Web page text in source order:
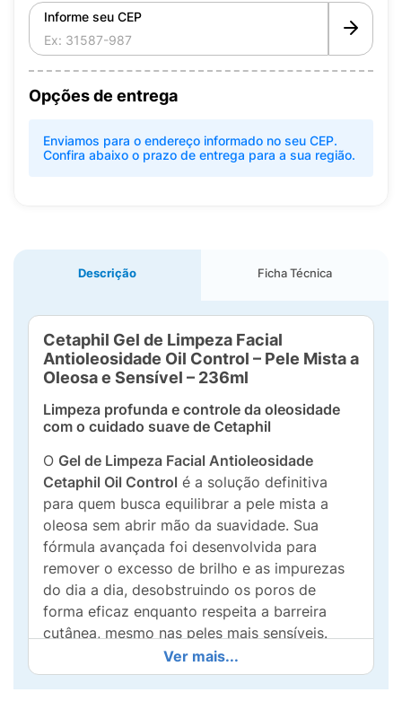
Informe seu CEP
Opções de entrega
Enviamos para o endereço informado no seu CEP.
Confira abaixo o prazo de entrega para a sua região.
Descrição Ficha Técnica
Cetaphil Gel de Limpeza Facial
Antioleosidade Oil Control – Pele Mista a
Oleosa e Sensível – 236ml
Limpeza profunda e controle da oleosidade
com o cuidado suave de Cetaphil
O Gel de Limpeza Facial Antioleosidade
Cetaphil Oil Control é a solução definitiva
para quem busca equilibrar a pele mista a
oleosa sem abrir mão da suavidade. Sua
fórmula avançada foi desenvolvida para
remover o excesso de brilho e as impurezas
do dia a dia, desobstruindo os poros de
forma eficaz enquanto respeita a barreira
cutânea, mesmo nas peles mais sensíveis.
causar o efeito rebote, este gel mantém a
Ver mais...